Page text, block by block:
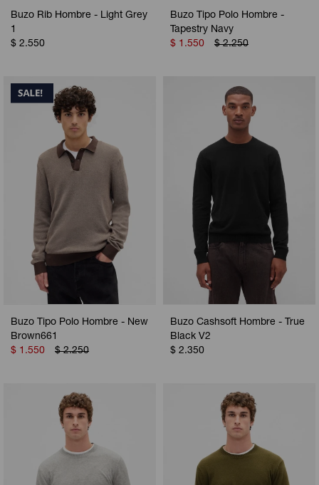
Buzo Rib Hombre - Light Grey
1
$ 2.550
Buzo Tipo Polo Hombre -
Tapestry Navy
$ 1.550 $ 2.250
Buzo Tipo Polo Hombre - New
Brown661
$ 1.550 $ 2.250
Buzo Cashsoft Hombre - True
Black V2
$ 2.350